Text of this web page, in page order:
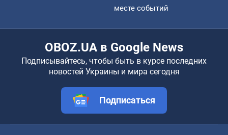
месте событий
OBOZ.UA в Google News
Подписывайтесь, чтобы быть в курсе последних
новостей Украины и мира сегодня
Подписаться